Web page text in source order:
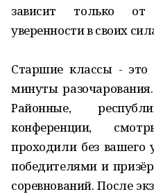
зависит только
уверенности в своих
Старшие классы - это
минуты
Районные,
конференции,
проходили без вашего
победителями и
соревнований. После